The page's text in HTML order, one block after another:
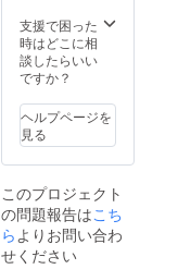
レル
ギー表
示：
牛、
・賞味/
消費期
限：製
造日よ
・主原
料の原
産地：
国産
せ.CF
・原材
料名：
牛肉、
鶏肉 ・
内容
量：牛
肉/約
肉/約
1kg、鶏
肉/約
1kg ・
なりま
す。 ※
賞味期
限：製
ら冷凍
で6か月
※解凍し
てから
を損な
うため
お早め
にお召
支援で困った
時はどこに相
談したらいい
ですか？
ヘルプページを
見る
このプロジェクト
の問題報告はこち
ら よりお問い合わ
せください